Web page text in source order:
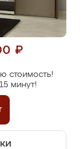
₽
стоимость!
минут!